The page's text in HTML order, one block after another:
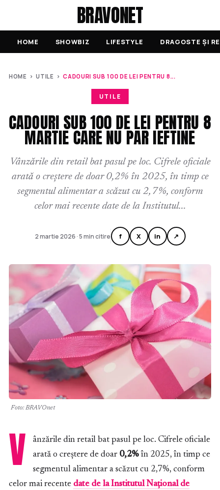
BRAVONET
HOME SHOWBIZ LIFESTYLE DRAGOSTE ȘI
HOME ›UTILE ›CADOURI SUB 100 DE LEI PENTRU 8...
UTILE
CADOURI SUB 100 DE LEI PENTRU 8
MARTIE CARE NU PAR IEFTINE
Vânzările din retail bat pasul pe loc. Cifrele oficiale
arată o creștere de doar 0,2% în 2025, în timp ce
segmentul alimentar a scăzut cu 2,7%, conform
celor mai recente date de la Institutul...
2 martie 2026 · 5 min citire f X in ↗
Foto: BRAVOnet
V
ânzările din retail bat pasul pe loc. Cifrele oficiale
arată o creștere de doar 0,2% în 2025, în timp ce
segmentul alimentar a scăzut cu 2,7%, conform
celor mai recente date de la Institutul Național de